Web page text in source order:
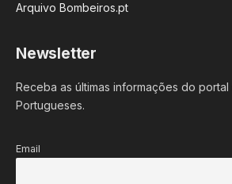
Arquivo Bombeiros.pt
Newsletter
Receba as últimas informações do
Portugueses.
Email